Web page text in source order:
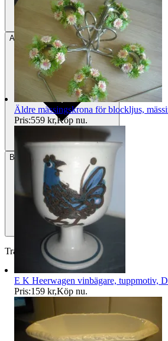
AvhämtningBjörklinge, Sverige
Betalning Via Tradera
Traderas köparskydd
Äldre mässingskrona för blockljus,
Pris:559 kr,Köp nu.
E K Heerwagen vinbägare, tuppmotiv,
Pris:159 kr,Köp nu.